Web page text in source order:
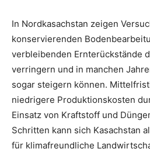
In Nordkasachstan zeigen
konservierenden
verbleibenden Ernterückstände
verringern und in manchen
sogar steigern können.
niedrigere Produktionskosten
Einsatz von Kraftstoff und
Schritten kann sich Kasachstan
für klimafreundliche